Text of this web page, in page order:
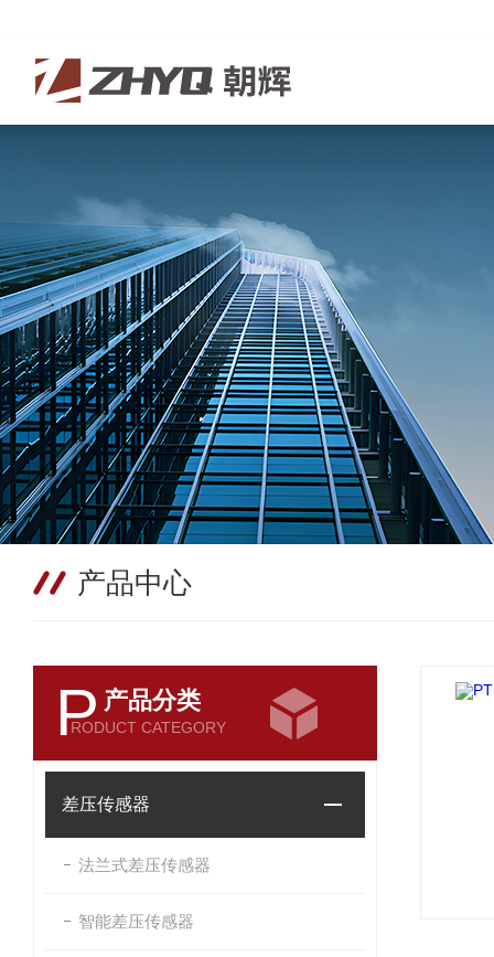
产品中心
P 产品分类
RODUCT CATEGORY
差压传感器
法兰式差压传感器
智能差压传感器